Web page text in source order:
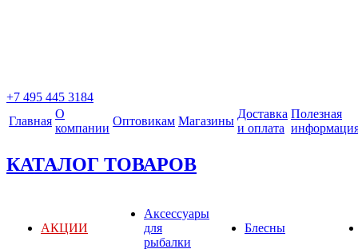
+7 495 445 3184
Главная
О
компании
Оптовикам Магазины
Доставка
и оплата
Полезная
КАТАЛОГ ТОВАРОВ
АКЦИИ
Аксессуары
для
рыбалки
Блесны